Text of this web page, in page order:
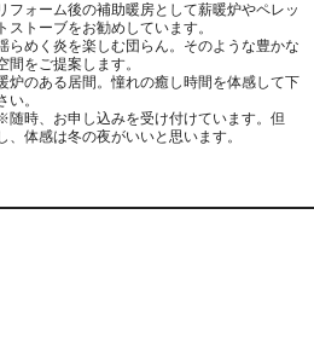
フォーム後の補助暖房として薪暖炉やペレッ
トストーブをお勧めしています。
らめく炎を楽しむ団らん。そのような豊かな
間をご提案します。
炉のある居間。憧れの癒し時間を体感して下
い。
随時、お申し込みを受け付けています。但
、体感は冬の夜がいいと思います。